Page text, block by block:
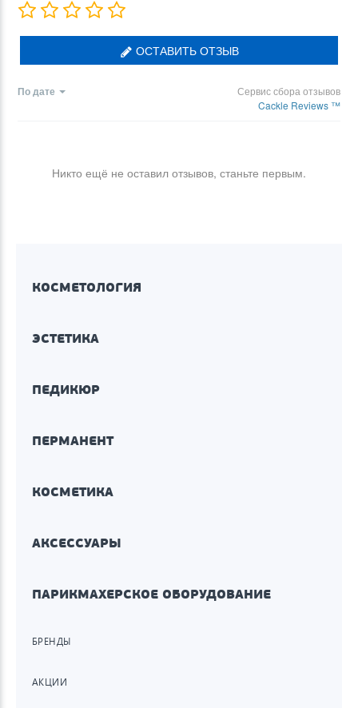
ОСТАВИТЬ ОТЗЫВ
По дате
Сервис сбора отзывов
Cackle Reviews ™
Никто ещё не оставил отзывов, станьте первым.
КОСМЕТОЛОГИЯ
ЭСТЕТИКА
ПЕДИКЮР
ПЕРМАНЕНТ
КОСМЕТИКА
АКСЕССУАРЫ
ПАРИКМАХЕРСКОЕ ОБОРУДОВАНИЕ
БРЕНДЫ
АКЦИИ